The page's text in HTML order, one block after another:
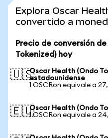
Explora Oscar
convertido a
Precio de conversión
Tokenized) hoy
🇺🇸Oscar Health (Ondo
estadounidense
1 OSCRon equivale a
🇪🇺Oscar Health (Ondo
1 OSCRon equivale a